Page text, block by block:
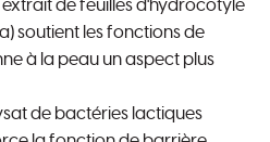
extrait de feuilles d'hydrocotyle
soutient les fonctions de
à la peau un aspect plus
de bactéries lactiques